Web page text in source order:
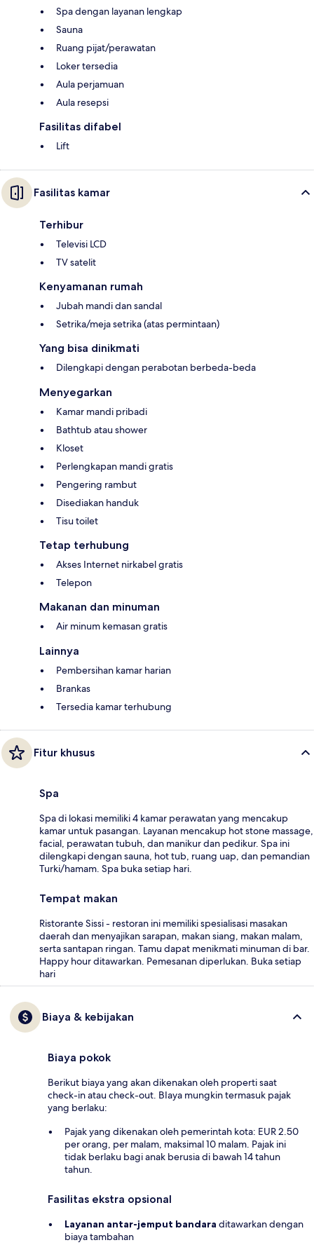
Spa dengan layanan lengkap
Sauna
Ruang pijat/perawatan
Loker tersedia
Aula perjamuan
Aula resepsi
Fasilitas difabel
Lift
Fasilitas kamar
Terhibur
Televisi LCD
TV satelit
Kenyamanan rumah
Jubah mandi dan sandal
Setrika/meja setrika (atas permintaan)
Yang bisa dinikmati
Dilengkapi dengan perabotan berbeda-beda
Menyegarkan
Kamar mandi pribadi
Bathtub atau shower
Kloset
Perlengkapan mandi gratis
Pengering rambut
Disediakan handuk
Tisu toilet
Tetap terhubung
Akses Internet nirkabel gratis
Telepon
Makanan dan minuman
Air minum kemasan gratis
Lainnya
Pembersihan kamar harian
Brankas
Tersedia kamar terhubung
Fitur khusus
Spa
Spa di lokasi memiliki 4 kamar perawatan yang mencakup
kamar untuk pasangan. Layanan mencakup hot stone massage,
facial, perawatan tubuh, dan manikur dan pedikur. Spa ini
dilengkapi dengan sauna, hot tub, ruang uap, dan pemandian
Turki/hamam. Spa buka setiap hari.
Tempat makan
Ristorante Sissi - restoran ini memiliki spesialisasi masakan
daerah dan menyajikan sarapan, makan siang, makan malam,
serta santapan ringan. Tamu dapat menikmati minuman di bar.
Happy hour ditawarkan. Pemesanan diperlukan. Buka setiap
hari
Biaya & kebijakan
Biaya pokok
Berikut biaya yang akan dikenakan oleh properti saat
check-in atau check-out. BIaya mungkin termasuk pajak
yang berlaku:
Pajak yang dikenakan oleh pemerintah kota: EUR 2.50
per orang, per malam, maksimal 10 malam. Pajak ini
tidak berlaku bagi anak berusia di bawah 14 tahun
tahun.
Fasilitas ekstra opsional
Layanan antar-jemput bandara ditawarkan dengan
biaya tambahan